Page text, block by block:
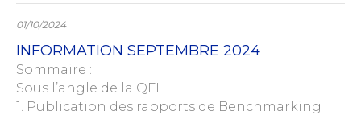
01/10/2024
INFORMATION SEPTEMBRE 2024
Sommaire :
Sous l’angle de la QFL :
1. Publication des rapports de Benchmarking